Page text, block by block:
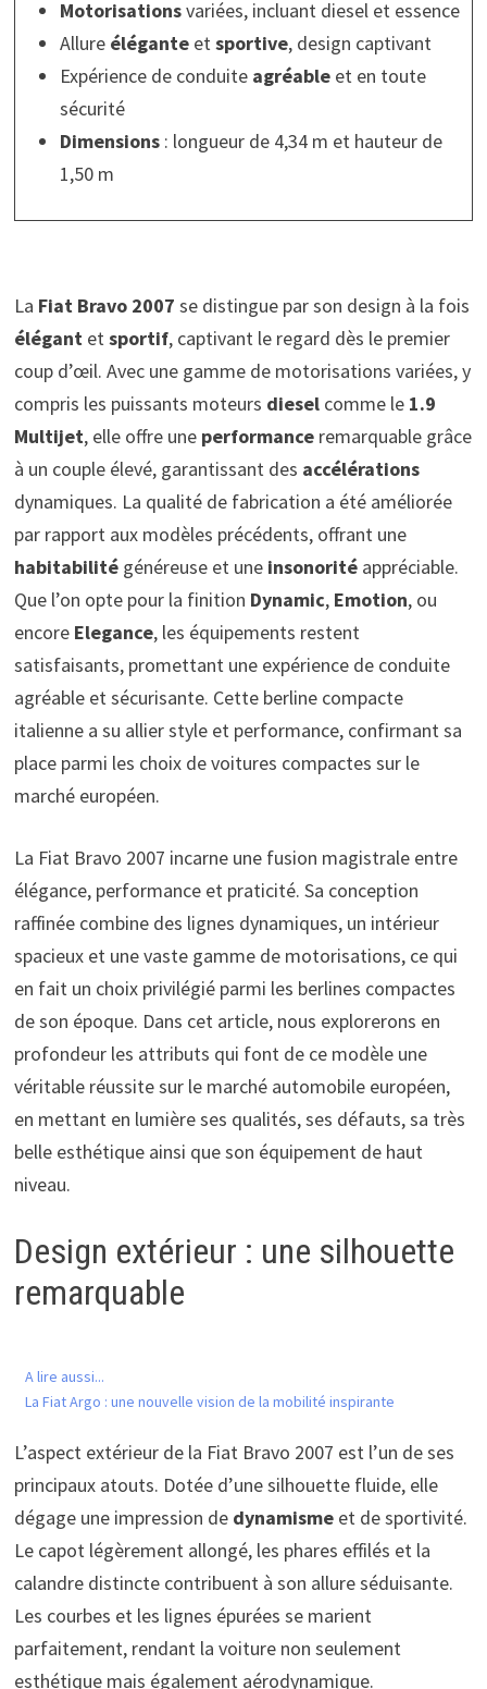
Motorisationsvariées, incluant diesel et essence
Allure éléganteetsportive, design captivant
Expérience de conduite agréableet en toute
sécurité
Dimensions: longueur de 4,34 m et hauteur de
1,50 m
La Fiat Bravo 2007 se distingue par son design à la fois
élégantetsportif, captivant le regard dès le premier
coup d’œil. Avec une gamme de motorisations variées, y
compris les puissants moteurs dieselcomme le 1.9
Multijet, elle offre une performanceremarquable grâce
à un couple élevé, garantissant des accélérations
dynamiques. La qualité de fabrication a été améliorée
par rapport aux modèles précédents, offrant une
habitabilitégénéreuse et une insonoritéappréciable.
Que l’on opte pour la finition Dynamic, Emotion, ou
encore Elegance, les équipements restent
satisfaisants, promettant une expérience de conduite
agréable et sécurisante. Cette berline compacte
italienne a su allier style et performance, confirmant sa
place parmi les choix de voitures compactes sur le
marché européen.
La Fiat Bravo 2007 incarne une fusion magistrale entre
élégance, performance et praticité. Sa conception
raffinée combine des lignes dynamiques, un intérieur
spacieux et une vaste gamme de motorisations, ce qui
en fait un choix privilégié parmi les berlines compactes
de son époque. Dans cet article, nous explorerons en
profondeur les attributs qui font de ce modèle une
véritable réussite sur le marché automobile européen,
en mettant en lumière ses qualités, ses défauts, sa très
belle esthétique ainsi que son équipement de haut
niveau.
Design extérieur : une silhouette
remarquable
A lire aussi...
La Fiat Argo : une nouvelle vision de la mobilité inspirante
L’aspect extérieur de la Fiat Bravo 2007 est l’un de ses
principaux atouts. Dotée d’une silhouette fluide, elle
dégage une impression de dynamismeet de sportivité.
Le capot légèrement allongé, les phares effilés et la
calandre distincte contribuent à son allure séduisante.
Les courbes et les lignes épurées se marient
parfaitement, rendant la voiture non seulement
esthétique mais également aérodynamique.